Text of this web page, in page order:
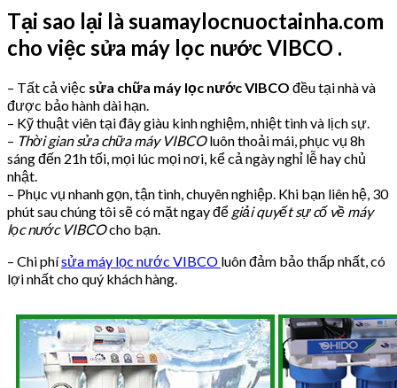
Tại sao lại là suamaylocnuoctainha.com
cho việc sửa máy lọc nước VIBCO .
– Tất cả việc sửa chữa máy lọc nước VIBCO đều tại nhà và
được bảo hành dài hạn.
– Kỹ thuật viên tại đây giàu kinh nghiệm, nhiệt tình và lịch sự.
– Thời gian sửa chữa máy VIBCOluôn thoải mái, phục vụ 8h
sáng đến 21h tối, mọi lúc mọi nơi, kể cả ngày nghỉ lễ hay chủ
nhật.
– Phục vụ nhanh gọn, tận tình, chuyên nghiệp. Khi bạn liên hệ, 30
phút sau chúng tôi sẽ có mặt ngay để giải quyết sự cố về máy
lọc nước VIBCOcho bạn.
– Chi phísửa máy lọc nước VIBCO luôn đảm bảo thấp nhất, có
lợi nhất cho quý khách hàng.